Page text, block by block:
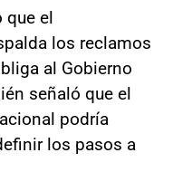
que el
los reclamos
al Gobierno
señaló que el
podría
los pasos a